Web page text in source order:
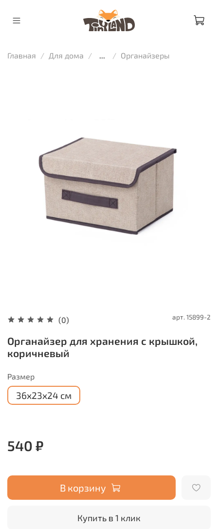
Главная Для дома Органайзеры
(0) арт. 15899-2
Органайзер для хранения с крышкой,
коричневый
Размер
36х23х24 см
540 ₽
В корзину
Купить в 1 клик